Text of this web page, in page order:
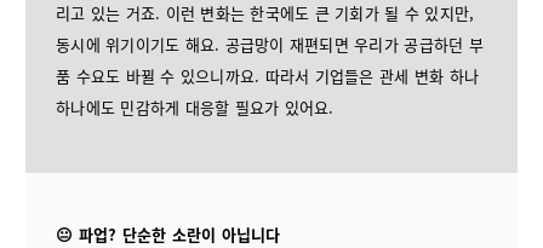
리고 있는 거죠. 이런 변화는 한국에도 큰 기회가 될 수 있지만,
동시에 위기이기도 해요. 공급망이 재편되면 우리가 공급하던 부
품 수요도 바뀔 수 있으니까요. 따라서 기업들은 관세 변화 하나
하나에도 민감하게 대응할 필요가 있어요.
😐 파업? 단순한 소란이 아닙니다